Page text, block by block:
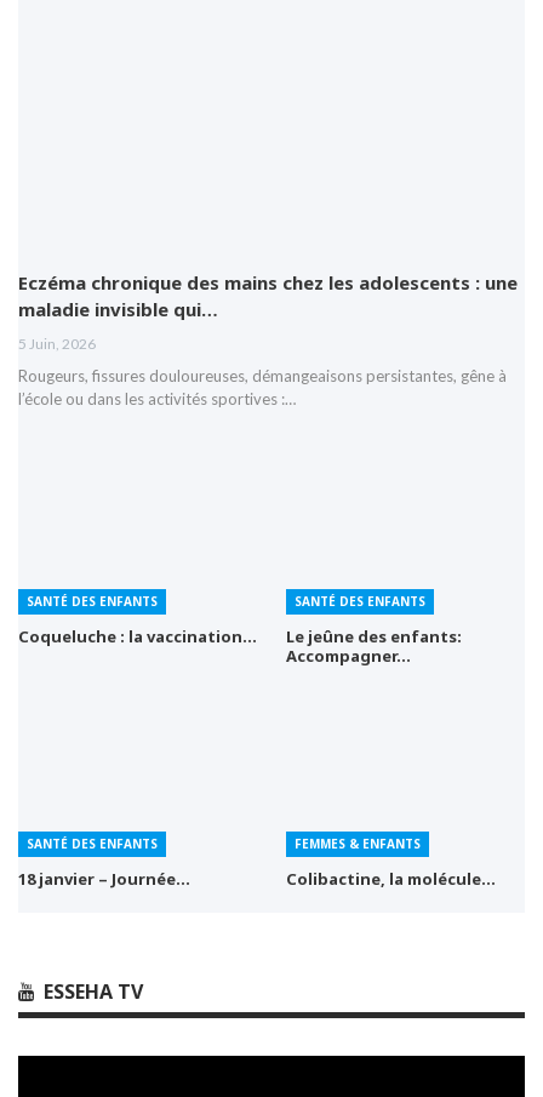
Eczéma chronique des mains chez les adolescents : une
maladie invisible qui…
5 Juin, 2026
Rougeurs, fissures douloureuses, démangeaisons persistantes, gêne à
l’école ou dans les activités sportives :…
SANTÉ DES ENFANTS
Coqueluche : la vaccination…
SANTÉ DES ENFANTS
Le jeûne des enfants:
Accompagner…
SANTÉ DES ENFANTS
18 janvier – Journée…
FEMMES & ENFANTS
Colibactine, la molécule…
ESSEHA TV